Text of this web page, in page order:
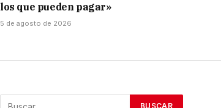
los que pueden pagar»
5 de agosto de 2026